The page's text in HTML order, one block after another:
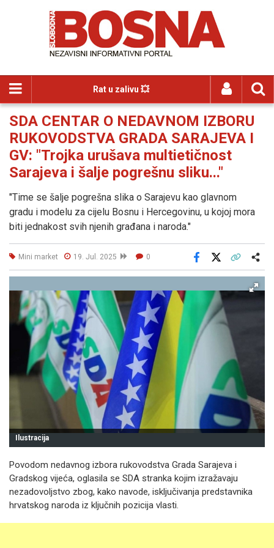
Rat u zalivu 💥
SDA CENTAR O NEDAVNOM IZBORU
RUKOVODSTVA GRADA SARAJEVA I
GV: "Trojka urušava multietičnost
Sarajeva i šalje pogrešnu sliku..."
"Time se šalje pogrešna slika o Sarajevu kao glavnom
gradu i modelu za cijelu Bosnu i Hercegovinu, u kojoj mora
biti jednakost svih njenih građana i naroda."
Mini market 19. Jul. 2025 0
Facebook
Ilustracija
Povodom nedavnog izbora rukovodstva Grada Sarajeva i
Gradskog vijeća, oglasila se SDA stranka kojim izražavaju
nezadovoljstvo zbog, kako navode, isključivanja predstavnika
hrvatskog naroda iz ključnih pozicija vlasti.